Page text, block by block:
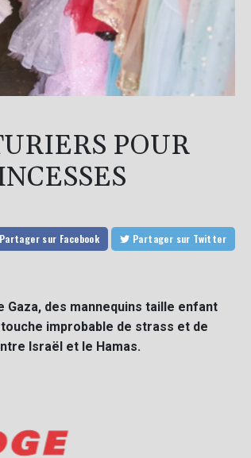
POUR
Partager sur Facebook Partager sur Twitter
Gaza, des mannequins taille enfant
improbable de strass et de
Israël et le Hamas.